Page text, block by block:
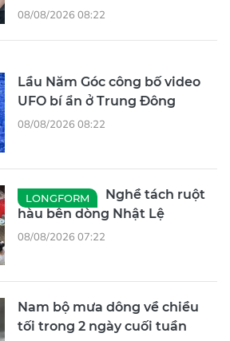
08/08/2026 08:22
Lầu Năm Góc công bố video
UFO bí ẩn ở Trung Đông
08/08/2026 08:22
LONGFORM
Nghề tách ruột
hàu bên dòng Nhật Lệ
08/08/2026 07:22
Nam bộ mưa dông về chiều
tối trong 2 ngày cuối tuần